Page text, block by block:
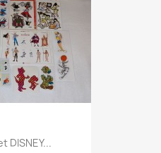
DISNEY...